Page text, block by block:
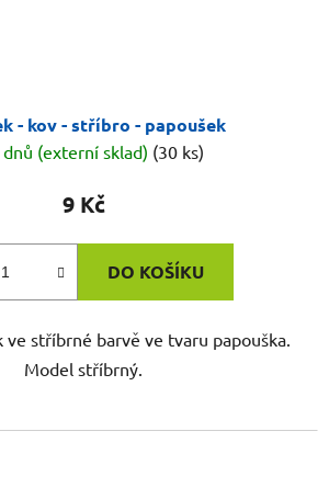
- kov - stříbro - papoušek
dnů (externí sklad) (30 ks)
9 Kč
DO KOŠÍKU
ve stříbrné barvě ve tvaru papouška.
Model stříbrný.